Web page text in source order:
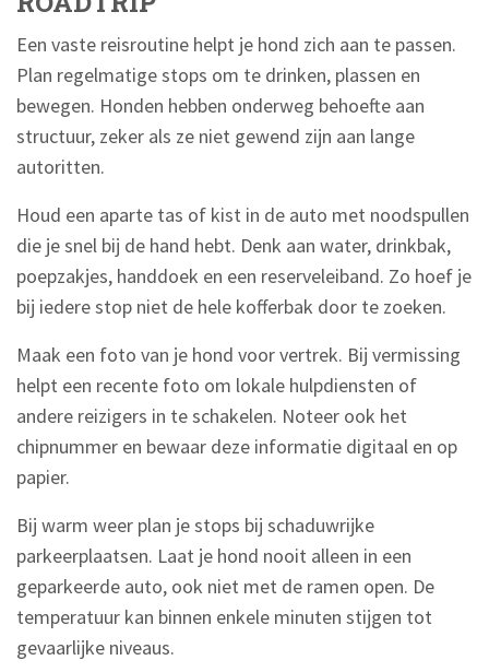
Een vaste reisroutine helpt je hond zich aan te passen.
Plan regelmatige stops om te drinken, plassen en
bewegen. Honden hebben onderweg behoefte aan
structuur, zeker als ze niet gewend zijn aan lange
autoritten.
Houd een aparte tas of kist in de auto met noodspullen
die je snel bij de hand hebt. Denk aan water, drinkbak,
poepzakjes, handdoek en een reserveleiband. Zo hoef je
bij iedere stop niet de hele kofferbak door te zoeken.
Maak een foto van je hond voor vertrek. Bij vermissing
helpt een recente foto om lokale hulpdiensten of
andere reizigers in te schakelen. Noteer ook het
chipnummer en bewaar deze informatie digitaal en op
papier.
Bij warm weer plan je stops bij schaduwrijke
parkeerplaatsen. Laat je hond nooit alleen in een
geparkeerde auto, ook niet met de ramen open. De
temperatuur kan binnen enkele minuten stijgen tot
gevaarlijke niveaus.